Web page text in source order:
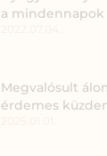
a mindennapok
Megvalósult
érdemes